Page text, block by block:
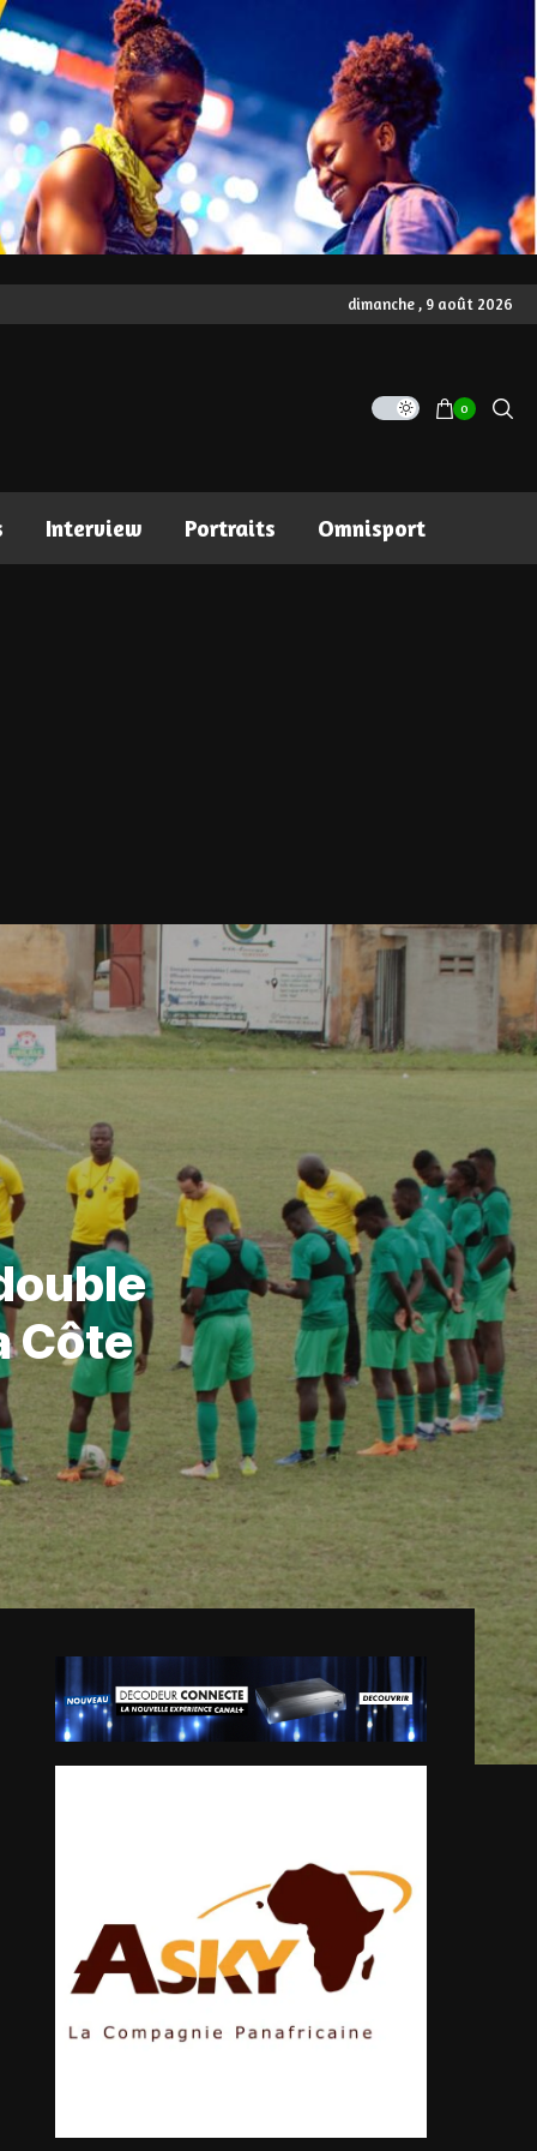
dimanche , 9 août 2026
0
Interview Portraits Omnisport
Côte